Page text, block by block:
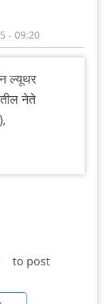
- 09:20
ल्यूथर
नेते
to post